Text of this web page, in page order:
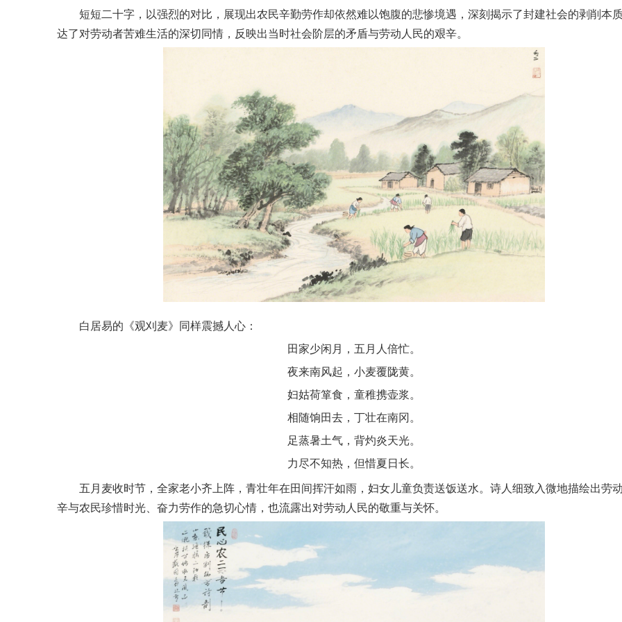
短短二十字，以强烈的对比，展现出农民辛勤劳作却依然难以饱腹的悲惨境遇，深刻揭示了封建社会的剥削本
达了对劳动者苦难生活的深切同情，反映出当时社会阶层的矛盾与劳动人民的艰辛。
白居易的《观刈麦》同样震撼人心：
田家少闲月，五月人倍忙。
夜来南风起，小麦覆陇黄。
妇姑荷箪食，童稚携壶浆。
相随饷田去，丁壮在南冈。
足蒸暑土气，背灼炎天光。
力尽不知热，但惜夏日长。
五月麦收时节，全家老小齐上阵，青壮年在田间挥汗如雨，妇女儿童负责送饭送水。诗人细致入微地描绘出劳
辛与农民珍惜时光、奋力劳作的急切心情，也流露出对劳动人民的敬重与关怀。